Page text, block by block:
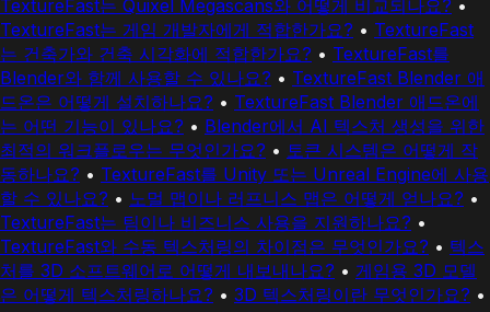
TextureFast는 Quixel Megascans와 어떻게 비교되나요? •
TextureFast는 게임 개발자에게 적합한가요? • TextureFast
는 건축가와 건축 시각화에 적합한가요? • TextureFast를
Blender와 함께 사용할 수 있나요? • TextureFast Blender 애
드온은 어떻게 설치하나요? • TextureFast Blender 애드온에
는 어떤 기능이 있나요? • Blender에서 AI 텍스처 생성을 위한
최적의 워크플로우는 무엇인가요? • 토큰 시스템은 어떻게 작
동하나요? • TextureFast를 Unity 또는 Unreal Engine에 사용
할 수 있나요? • 노멀 맵이나 러프니스 맵은 어떻게 얻나요? •
TextureFast는 팀이나 비즈니스 사용을 지원하나요? •
TextureFast와 수동 텍스처링의 차이점은 무엇인가요? • 텍스
처를 3D 소프트웨어로 어떻게 내보내나요? • 게임용 3D 모델
은 어떻게 텍스처링하나요? • 3D 텍스처링이란 무엇인가요? •